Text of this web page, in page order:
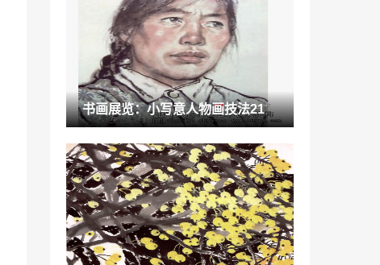
2022-09-06
书画艺术：这位女博士人美画好字更佳
2021-11-16
签字可以用艺术签名吗「文艺签名」
通俗歌曲的演唱方法有「歌唱原理」
2022-12-26
灰色地砖该如何搭配墙面和后期装修「灰
色地板砖搭配什么墙砖好看」
2022-11-30
书画展览：小写意人物画技法21